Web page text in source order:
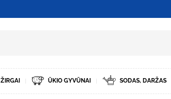
ŽIRGAI ŪKIO GYVŪNAI SODAS, DARŽAS